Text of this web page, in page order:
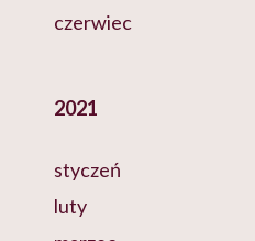
czerwiec
2021
styczeń
luty